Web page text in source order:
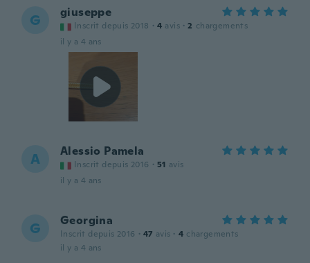
G giuseppe
Inscrit depuis 2018 · 4 avis · 2 chargements
il y a 4 ans
A Alessio Pamela
Inscrit depuis 2016 · 51 avis
il y a 4 ans
G Georgina
Inscrit depuis 2016 · 47 avis · 4 chargements
il y a 4 ans